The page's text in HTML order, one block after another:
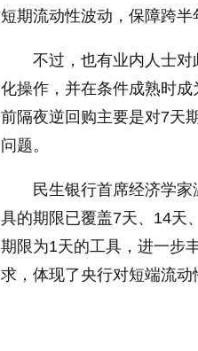
短期流动性波动，保障跨半
不过，也有业内人士
化操作，并在条件成熟时
前隔夜逆回购主要是对7天
问题。
民生银行首席经济学
具的期限已覆盖7天、14天
期限为1天的工具，进一步
求，体现了央行对短端流动